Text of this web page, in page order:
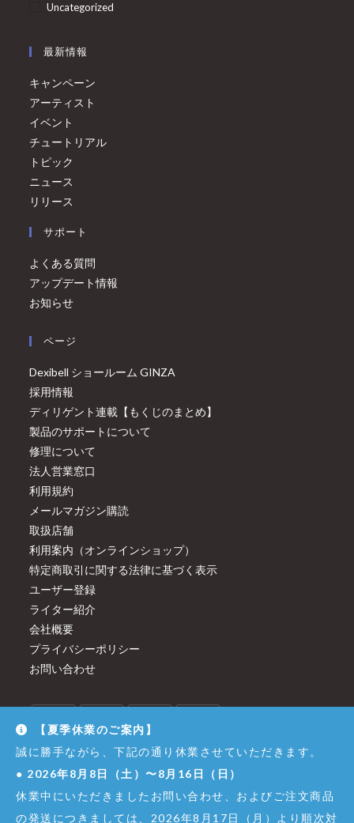
Uncategorized
最新情報
キャンペーン
アーティスト
イベント
チュートリアル
トピック
ニュース
リリース
サポート
よくある質問
アップデート情報
お知らせ
ページ
Dexibell ショールーム GINZA
採用情報
ディリゲント連載【もくじのまとめ】
製品のサポートについて
修理について
法人営業窓口
利用規約
メールマガジン購読
取扱店舗
利用案内（オンラインショップ）
特定商取引に関する法律に基づく表示
ユーザー登録
ライター紹介
会社概要
プライバシーポリシー
お問い合わせ
【夏季休業のご案内】
誠に勝手ながら、下記の通り休業させていただきます。
● 2026年8月8日（土）〜8月16日（日）
休業中にいただきましたお問い合わせ、およびご注文商品
の発送につきましては、2026年8月17日（月）より順次対